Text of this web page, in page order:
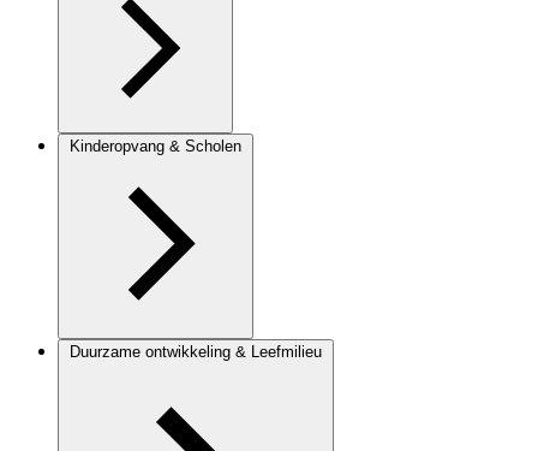
Kinderopvang & Scholen
Duurzame ontwikkeling & Leefmilieu